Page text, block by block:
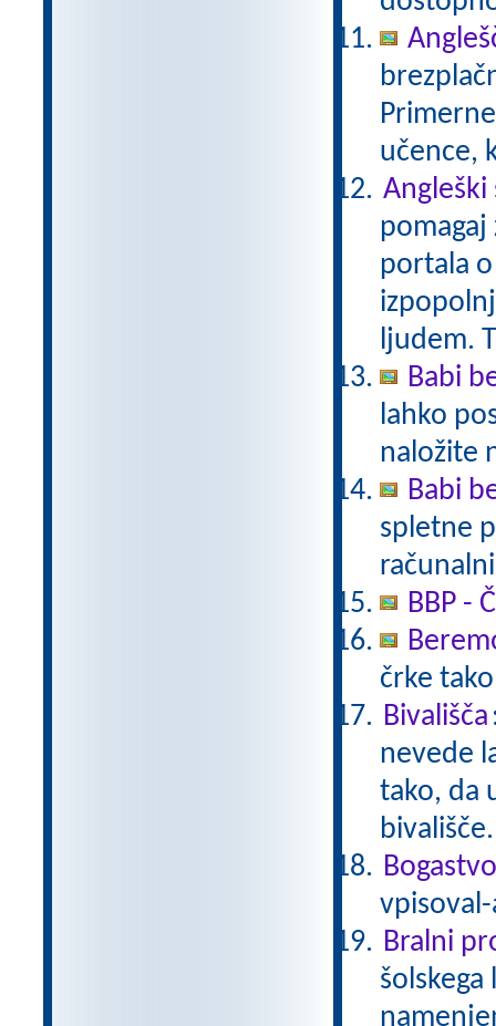
učence,
pomagaj
portala
ljudem.
Babi
lahko
naložite
Babi
spletne
BBP -
črke
Bivališča
nevede
tako, da
Bralni